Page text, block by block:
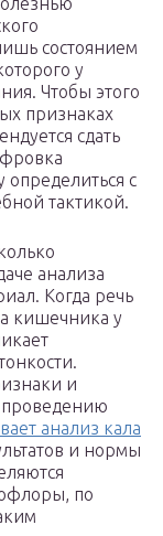
состоянием
у
Чтобы этого
признаках
сдать
определиться с
тактикой.
анализа
Когда речь
кишечника у
и
проведению
анализ кала
и нормы
по